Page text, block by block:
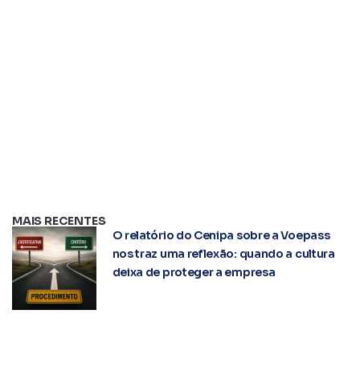
MAIS RECENTES
O relatório do Cenipa sobre a Voepass
nos traz uma reflexão: quando a cultura
deixa de proteger a empresa